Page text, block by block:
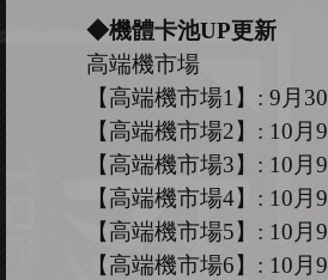
◆機體卡池UP更新
高端機市場
【高端機市場1】 : 9月 30
【高端機市場2】 : 10月 9
【高端機市場3】 : 10月 9
【高端機市場4】 : 10月 9
【高端機市場5】 : 10月 9
【高端機市場6】 : 10月 9